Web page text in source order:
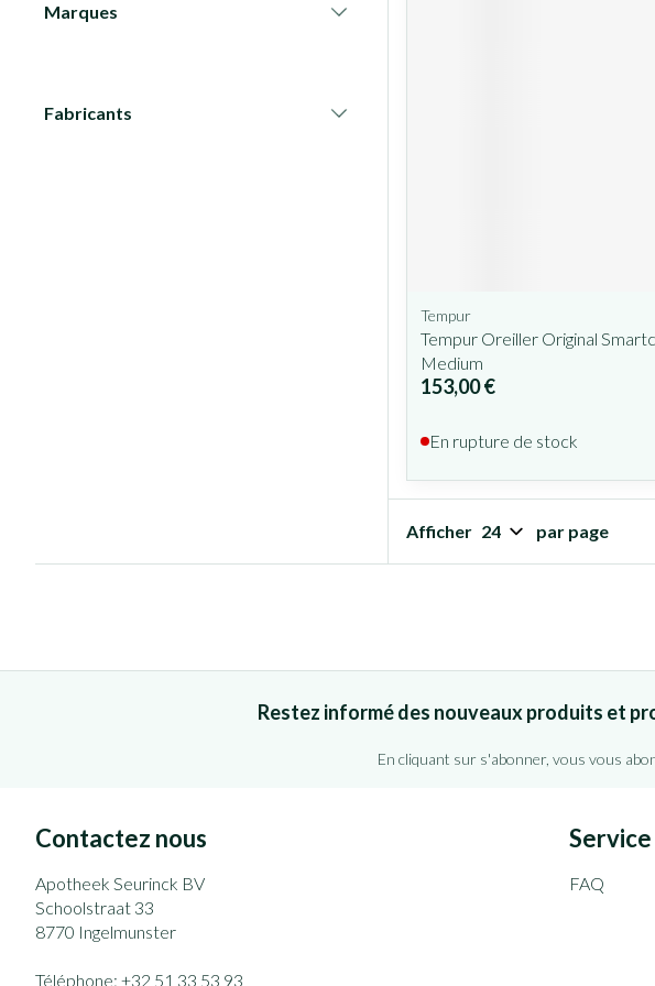
Marques
Fabricants
Tempur
Tempur Oreiller Original
Medium
153,00 €
En rupture de stock
Afficher par page
Restez informé des nouveaux produits et
En cliquant sur s'abonner, vous vous
Contactez nous
Apotheek Seurinck BV
Schoolstraat 33
8770 Ingelmunster
Téléphone: +32 51 33 53 93
FAQ